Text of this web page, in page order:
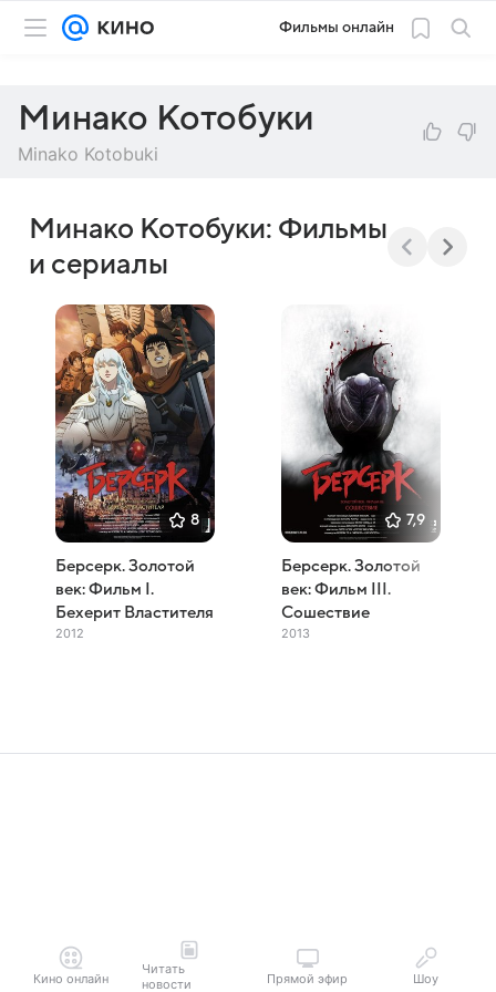
Фильмы онлайн
Минако Котобуки
Minako Kotobuki
Минако Котобуки: Фильмы
и сериалы
8
Берсерк. Золотой
век: Фильм I.
Бехерит Властителя
2012
7,9
Берсерк. Золотой
век: Фильм III.
Сошествие
2013
Кино онлайн
Читать
новости
Прямой эфир Шоу